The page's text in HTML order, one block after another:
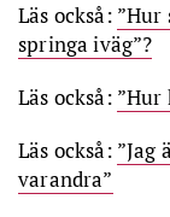
Läs också: ”Hur
springa iväg”?
Läs också: ”Hur
Läs också: ”Jag
varandra”